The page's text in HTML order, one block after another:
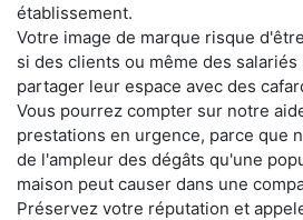
établissement.
Votre image de marque risque
si des clients ou même des
partager leur espace avec des
Vous pourrez compter sur notre
prestations en urgence, parce que
de l'ampleur des dégâts qu'une
maison peut causer dans une
Préservez votre réputation et